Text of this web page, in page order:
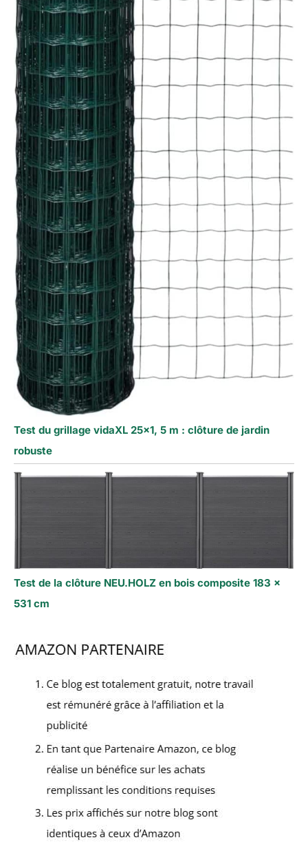
Test du grillage vidaXL 25×1, 5 m : clôture de jardin
robuste
Test de la clôture NEU.HOLZ en bois composite 183 x
531 cm